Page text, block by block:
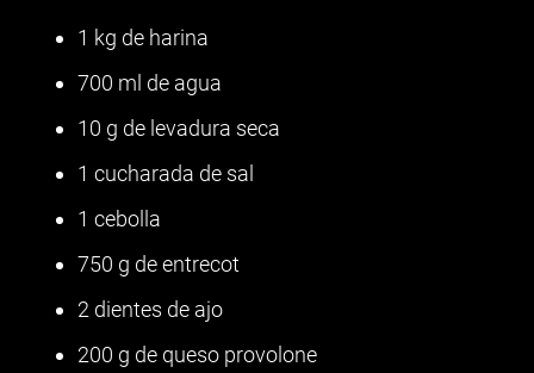
1 kg de harina
700 ml de agua
10 g de levadura seca
1 cucharada de sal
1 cebolla
750 g de entrecot
2 dientes de ajo
200 g de queso provolone